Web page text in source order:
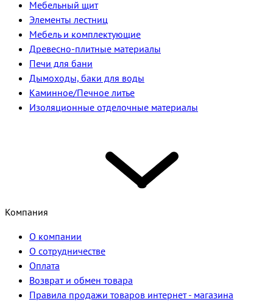
Мебельный щит
Элементы лестниц
Мебель и комплектующие
Древесно-плитные материалы
Печи для бани
Дымоходы, баки для воды
Каминное/Печное литье
Изоляционные отделочные материалы
Компания
О компании
О сотрудничестве
Оплата
Возврат и обмен товара
Правила продажи товаров интернет - магазина